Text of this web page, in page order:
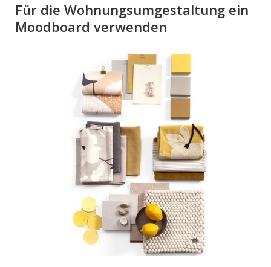
Für die Wohnungsumgestaltung ein
Moodboard verwenden